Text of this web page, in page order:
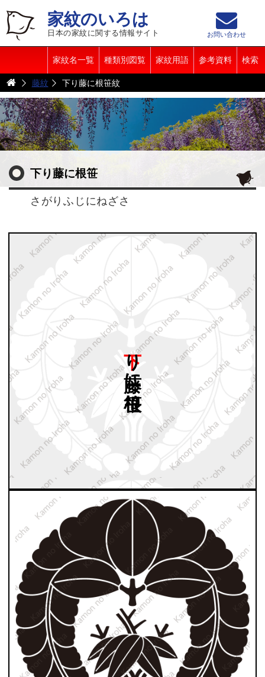
家紋のいろは
日本の家紋に関する情報サイト
家紋名一覧 種類別図覧 家紋用語 参考資料 検索
お問い合わせ
藤紋 下り藤に根笹紋
下り藤に根笹
さがりふじにねざさ
根笹